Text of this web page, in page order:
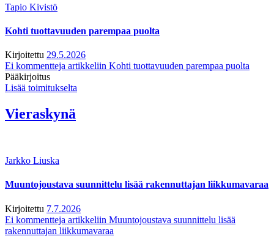
Tapio Kivistö
Kohti tuottavuuden parempaa puolta
Kirjoitettu 29.5.2026
Ei kommentteja artikkeliin Kohti tuottavuuden parempaa puolta
Pääkirjoitus
Lisää toimitukselta
Vieraskynä
Jarkko Liuska
Muuntojoustava suunnittelu lisää rakennuttajan liikkumavaraa
Kirjoitettu 7.7.2026
Ei kommentteja artikkeliin Muuntojoustava suunnittelu lisää
rakennuttajan liikkumavaraa